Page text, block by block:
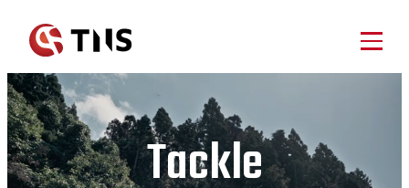
HOME
ホーム SERVICE
事業案内
Tackle